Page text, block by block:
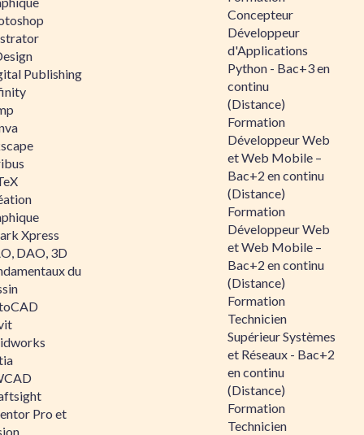
Publishing
Xpress
DAO, 3D
du
Pro et
Concepteur
Développeur
d'Applications
Python - Bac+3 en
continu
(Distance)
Formation
Développeur Web
et Web Mobile –
Bac+2 en continu
(Distance)
Formation
Développeur Web
et Web Mobile –
Bac+2 en continu
(Distance)
Formation
Technicien
Supérieur Systèmes
et Réseaux - Bac+2
en continu
(Distance)
Formation
Technicien